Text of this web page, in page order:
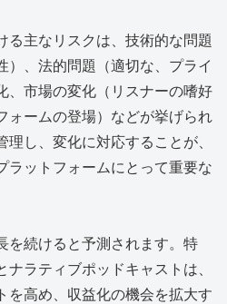
る主なリスクは、技術的な問題
）、法的問題（適切な、プライ
、市場の変化（リスナーの嗜好
ォームの登場）などが挙げられ
理し、変化に対応することが、
ラットフォームにとって重要な
を続けると予測されます。特
ラティブポッドキャストは、
を高め、収益化の機会を拡大す